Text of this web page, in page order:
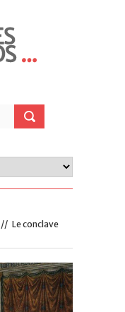
// Le conclave